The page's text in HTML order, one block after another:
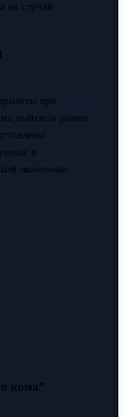
на случай
при
выйти за рамки
в
экономике:
кома”